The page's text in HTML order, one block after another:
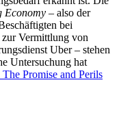
Economy – also der
bei
Vermittlung von
Uber – stehen
Untersuchung hat
Promise and Perils